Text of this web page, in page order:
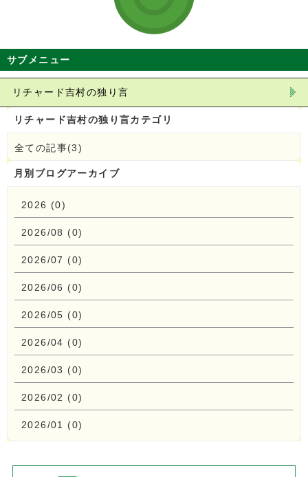
サブメニュー
リチャード吉村の独り言
リチャード吉村の独り言カテゴリ
全ての記事(3)
月別ブログアーカイブ
2026 (0)
2026/08 (0)
2026/07 (0)
2026/06 (0)
2026/05 (0)
2026/04 (0)
2026/03 (0)
2026/02 (0)
2026/01 (0)